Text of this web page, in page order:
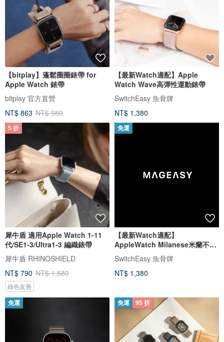
【bitplay】蓬鬆圈圈錶帶 for
Apple Watch 錶帶
bitplay 官方直營
NT$ 863 NT$ 980
【最新Watch適配】Apple
Watch Wave高彈性運動錶帶
SwitchEasy 魚骨牌
NT$ 1,380
5 折
犀牛盾 適用Apple Watch 1-11
代/SE1-3/Ultra1-3 編織錶帶
犀牛盾 RHINOSHIELD
NT$ 790 NT$ 1,580
綠色友善
免運
【最新Watch適配】
AppleWatch Milanese米蘭不鏽
鋼金屬磁吸錶帶
SwitchEasy 魚骨牌
NT$ 1,380
免運 免運 95 折